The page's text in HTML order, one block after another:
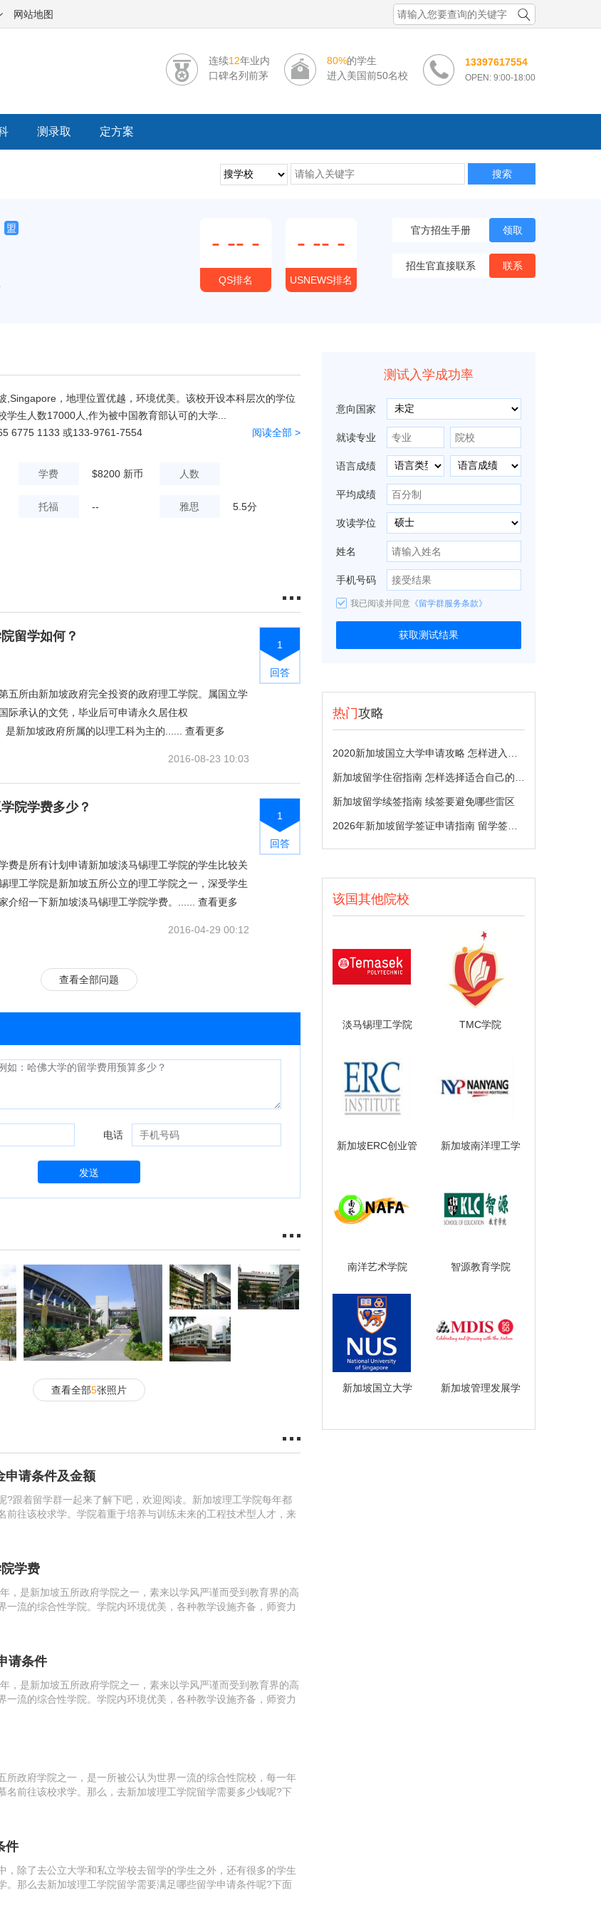
网站地图
连续12年业内
口碑名列前茅
80%的学生
进入美国前50名校
13397617554
OPEN: 9:00-18:00
测录取 定方案
搜索
盟
官方招生手册 领取
招生官直接联系 联系
- -- -
QS排名
- -- -
USNEWS排名
,Singapore，地理位置优越，环境优美。该校开设本科层次的学位
学生人数17000人,作为被中国教育部认可的大学...
6775 1133 或133-9761-7554
阅读全部 >
学费 $8200 新币 人数
托福 -- 雅思 5.5分
留学如何？
五所由新加坡政府完全投资的政府理工学院。属国立学
际承认的文凭，毕业后可申请永久居住权
新加坡政府所属的以理工科为主的...... 查看更多
2016-08-23 10:03
1
回答
院学费多少？
费是所有计划申请新加坡淡马锡理工学院的学生比较关
理工学院是新加坡五所公立的理工学院之一，深受学生
介绍一下新加坡淡马锡理工学院学费。...... 查看更多
2016-04-29 00:12
1
回答
查看全部问题
电话
发送
查看全部5张照片
申请条件及金额
?跟着留学群一起来了解下吧，欢迎阅读。新加坡理工学院每年都
前往该校求学。学院着重于培养与训练未来的工程技术型人才，来
学费
，是新加坡五所政府学院之一，素来以学风严谨而受到教育界的高
一流的综合性学院。学院内环境优美，各种教学设施齐备，师资力
请条件
，是新加坡五所政府学院之一，素来以学风严谨而受到教育界的高
一流的综合性学院。学院内环境优美，各种教学设施齐备，师资力
所政府学院之一，是一所被公认为世界一流的综合性院校，每一年
名前往该校求学。那么，去新加坡理工学院留学需要多少钱呢?下
件
，除了去公立大学和私立学校去留学的学生之外，还有很多的学生
。那么去新加坡理工学院留学需要满足哪些留学申请条件呢?下面
测试入学成功率
意向国家
就读专业
语言成绩
平均成绩
攻读学位
姓名
手机号码
我已阅读并同意 《留学群服务条款》
获取测试结果
热门攻略
新加坡留学续签指南 续签要避免哪些雷区
该国其他院校
淡马锡理工学院 TMC学院
新加坡ERC创业管
新加坡南洋理工学
南洋艺术学院 智源教育学院
新加坡国立大学
新加坡管理发展学